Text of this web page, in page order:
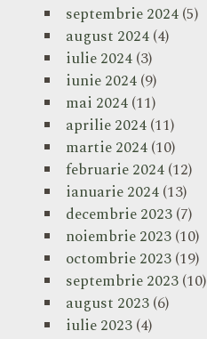
septembrie 2024(5)
august 2024(4)
iulie 2024(3)
iunie 2024(9)
mai 2024(11)
aprilie 2024(11)
martie 2024(10)
februarie 2024(12)
ianuarie 2024(13)
decembrie 2023(7)
noiembrie 2023(10)
octombrie 2023(19)
septembrie 2023(10)
august 2023(6)
iulie 2023(4)